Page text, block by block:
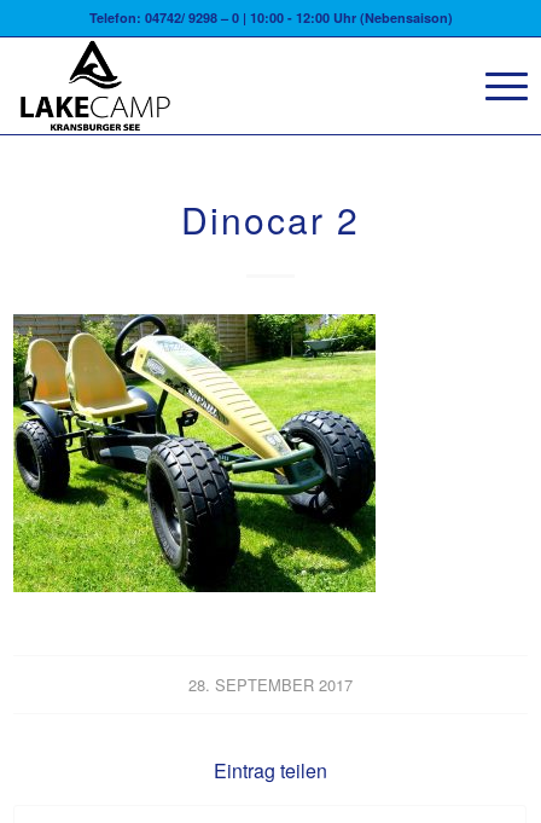
Telefon: 04742/ 9298 – 0 | 10:00 - 12:00 Uhr (Nebensaison)
Dinocar 2
28. SEPTEMBER 2017
Eintrag teilen